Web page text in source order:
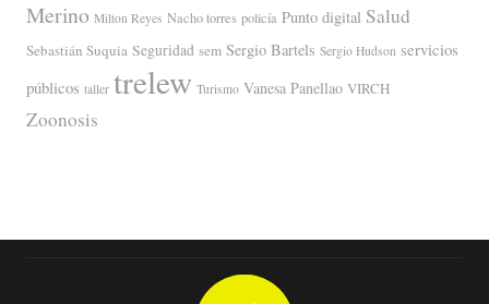
Merino Milton Reyes Nacho torres policía Punto digital Salud
Sebastián Suquia Seguridad sem Sergio Bartels Sergio Hudson servicios
públicos taller trelew Turismo Vanesa Panellao VIRCH
Zoonosis